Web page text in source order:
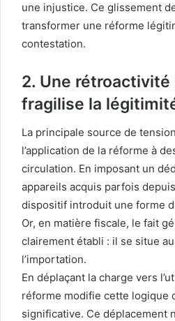
une injustice. Ce glissement
transformer une réforme
contestation.
2. Une
fragilise la
La principale source de
l’application de la réforme à
circulation. En imposant un
appareils acquis parfois
dispositif introduit une forme
Or, en matière fiscale, le fait
clairement établi : il se situe
l’importation.
En déplaçant la charge vers
réforme modifie cette logique
significative. Ce déplacement